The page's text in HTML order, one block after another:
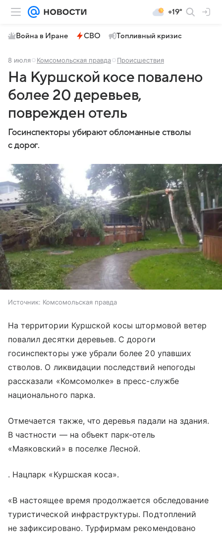
+19°
Война в Иране СВО Топливный кризис
8 июля Комсомольская правда Происшествия
На Куршской косе повалено
более 20 деревьев,
поврежден отель
Госинспекторы убирают обломанные стволы
с дорог.
Источник: Комсомольская правда
На территории Куршской косы штормовой ветер
повалил десятки деревьев. С дороги
госинспекторы уже убрали более 20 упавших
стволов. О ликвидации последствий непогоды
рассказали «Комсомолке» в пресс-службе
национального парка.
Отмечается также, что деревья падали на здания.
В частности — на объект парк-отель
«Маяковский» в поселке Лесной.
. Нацпарк «Куршская коса».
«В настоящее время продолжается обследование
туристической инфраструктуры. Подтоплений
не зафиксировано. Турфирмам рекомендовано